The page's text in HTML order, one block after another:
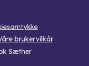
brukervilkår.
Sæther